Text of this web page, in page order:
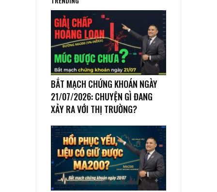
BẮT MẠCH CHỨNG KHOÁN NGÀY
21/07/2026: CHUYỆN GÌ ĐANG
XẢY RA VỚI THỊ TRƯỜNG?